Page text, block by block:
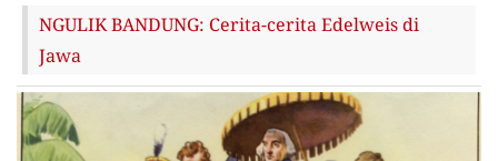
NGULIK BANDUNG: Cerita-cerita Edelweis di
Jawa